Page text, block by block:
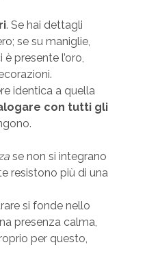
. Se hai dettagli
se su maniglie,
presente l’oro,
identica a quella
con tutti gli
se non si integrano
resistono più di una
si fonde nello
presenza calma,
per questo,